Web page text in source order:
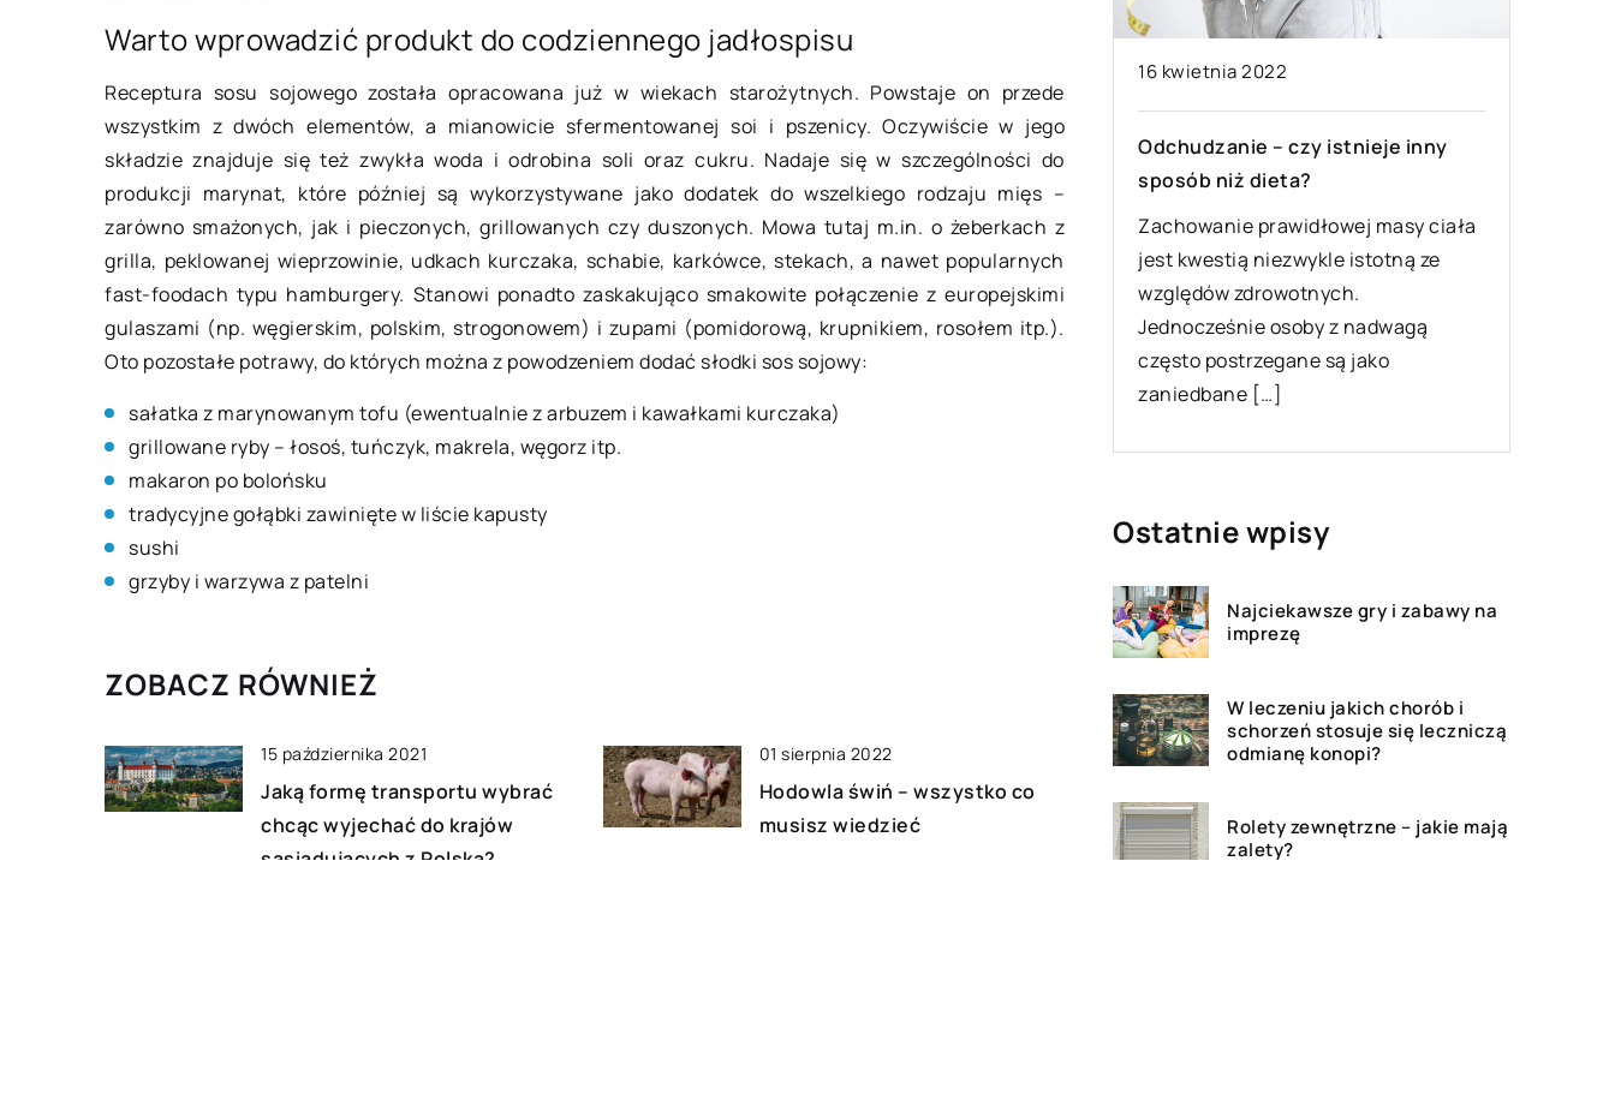
Warto wprowadzić produkt do codziennego jadłospisu
Receptura sosu sojowego została opracowana już w wiekach starożytnych. Powstaje on przede
wszystkim z dwóch elementów, a mianowicie sfermentowanej soi i pszenicy. Oczywiście w jego
składzie znajduje się też zwykła woda i odrobina soli oraz cukru. Nadaje się w szczególności do
produkcji marynat, które później są wykorzystywane jako dodatek do wszelkiego rodzaju mięs –
zarówno smażonych, jak i pieczonych, grillowanych czy duszonych. Mowa tutaj m.in. o żeberkach z
grilla, peklowanej wieprzowinie, udkach kurczaka, schabie, karkówce, stekach, a nawet popularnych
fast-foodach typu hamburgery. Stanowi ponadto zaskakująco smakowite połączenie z europejskimi
gulaszami (np. węgierskim, polskim, strogonowem) i zupami (pomidorową, krupnikiem, rosołem itp.).
Oto pozostałe potrawy, do których można z powodzeniem dodać słodki sos sojowy:
sałatka z marynowanym tofu (ewentualnie z arbuzem i kawałkami kurczaka)
grillowane ryby – łosoś, tuńczyk, makrela, węgorz itp.
makaron po bolońsku
tradycyjne gołąbki zawinięte w liście kapusty
sushi
grzyby i warzywa z patelni
ZOBACZ RÓWNIEŻ
15 października 2021
Jaką formę transportu wybrać
chcąc wyjechać do krajów
sąsiadujących z Polską?
01 sierpnia 2022
Hodowla świń – wszystko co
musisz wiedzieć
Jak wygląda leczenie kanałowe i
kiedy jest ono nieuniknione?
Leczenie kanałowe, czyli
endodontyczne bardzo często jest
jedynym ratunkiem na to, aby
uratować chorego zęba. Mimo, iż jest
to dość […]
14 listopada 2022
Jak pomóc dziecku w nauce
angielskiego? – poradnik dla
rodzica
Angielski dla dzieci to stosunkowo
nowa dziedzina nauki. Pierwsi
nauczyciele, którzy uczyli dzieci
angielskiego, byli zazwyczaj
rodzimymi użytkownikami języka
angielskiego. […]
16 kwietnia 2022
Odchudzanie – czy istnieje inny
sposób niż dieta?
Zachowanie prawidłowej masy ciała
jest kwestią niezwykle istotną ze
względów zdrowotnych.
Jednocześnie osoby z nadwagą
często postrzegane są jako
zaniedbane […]
Ostatnie wpisy
Najciekawsze gry i zabawy na
imprezę
W leczeniu jakich chorób i
schorzeń stosuje się leczniczą
odmianę konopi?
Rolety zewnętrzne – jakie mają
zalety?